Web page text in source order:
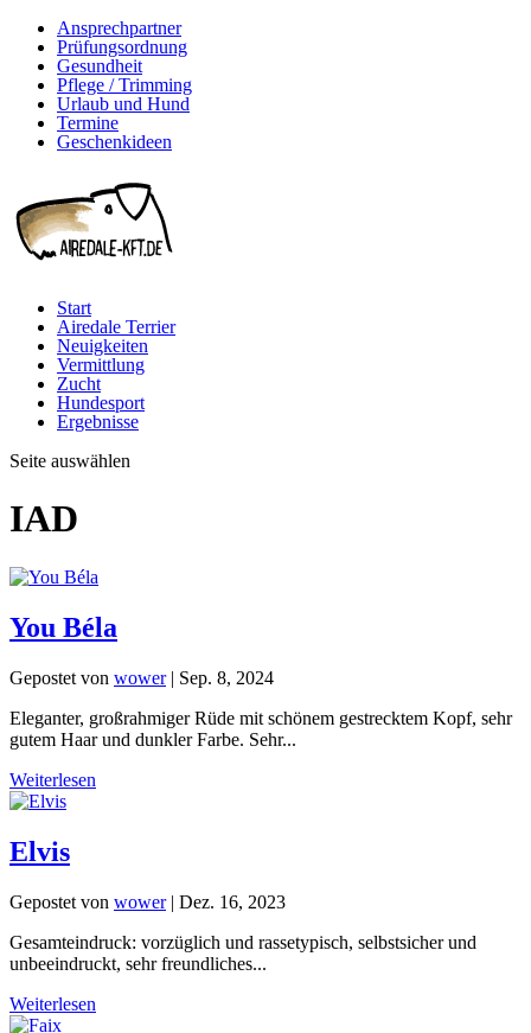
Ansprechpartner
Prüfungsordnung
Gesundheit
Pflege / Trimming
Urlaub und Hund
Termine
Geschenkideen
Start
Airedale Terrier
Neuigkeiten
Vermittlung
Zucht
Hundesport
Ergebnisse
Seite auswählen
IAD
You Béla
Gepostet von wower| Sep. 8, 2024
Eleganter, großrahmiger Rüde mit schönem gestrecktem Kopf, sehr
gutem Haar und dunkler Farbe. Sehr...
Weiterlesen
Elvis
Gepostet von wower| Dez. 16, 2023
Gesamteindruck: vorzüglich und rassetypisch, selbstsicher und
unbeeindruckt, sehr freundliches...
Weiterlesen